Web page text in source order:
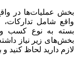
بخش عملیات‌ها در
واقع شامل
بسته به نوع کسب
بخش‌های زیر نیاز
لازم دارید لحاظ کنید